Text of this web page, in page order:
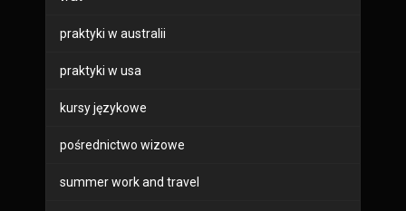
praktyki w australii
praktyki w usa
kursy językowe
pośrednictwo wizowe
summer work and travel